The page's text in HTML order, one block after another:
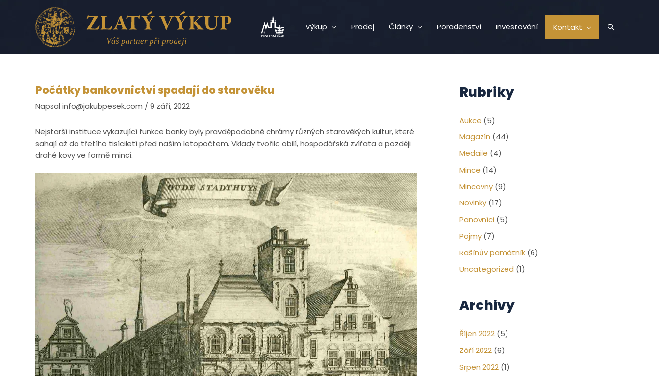
Výkup Prodej Články Poradenství Investování Kontakt Hledat
Počátky bankovnictví spadají do starověku
Napsal info@jakubpesek.com / 9 září, 2022
Nejstarší instituce vykazující funkce banky byly pravděpodobně chrámy různých starověkých kultur, které
sahají až do třetího tisíciletí před naším letopočtem. Vklady tvořilo obilí, hospodářská zvířata a později
drahé kovy ve formě mincí.
Rubriky
Aukce (5)
Magazín (44)
Medaile (4)
Mince (14)
Mincovny (9)
Novinky (17)
Panovníci (5)
Pojmy (7)
Rašínův památník (6)
Uncategorized (1)
Archivy
Říjen 2022 (5)
Září 2022 (6)
Srpen 2022 (1)